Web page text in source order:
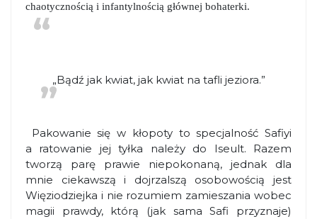
chaotycznością i infantylnością głównej bohaterki.
„Bądź jak kwiat, jak kwiat na tafli jeziora.”
Pakowanie się w kłopoty to specjalność Safiyi
a ratowanie jej tyłka należy do Iseult. Razem
tworzą parę prawie niepokonaną, jednak dla
mnie ciekawszą i dojrzalszą osobowością jest
Więziodziejka i nie rozumiem zamieszania wobec
magii prawdy, którą (jak sama Safi przyznaje)